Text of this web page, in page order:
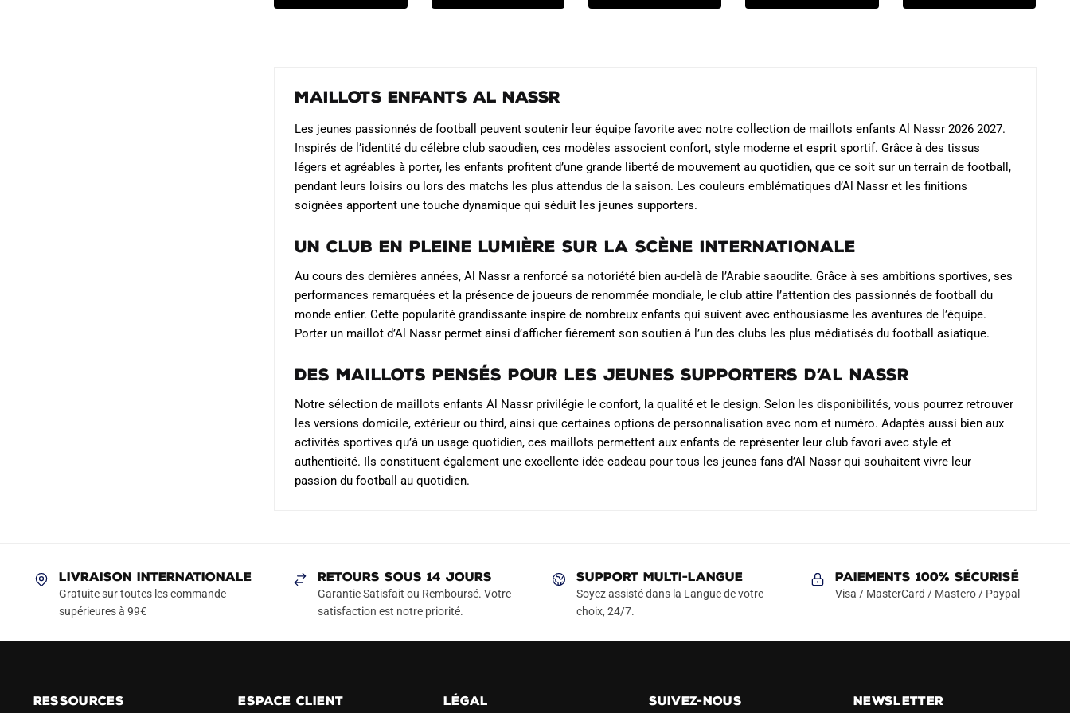
était :
est :
produit
options
peuvent
choisies
était :
est :
produit
Les
options
peuvent
être
choisies
sur
la
du
était :
est :
produit
peuvent
être
choisies
sur
la
du
était :
est :
produit
peuvent
être
choisies
sur
du
était :
est :
produit
peuvent
être
choisies
sur
Maillots Enfants Al Nassr
Les jeunes passionnés de football peuvent soutenir leur équipe favorite avec notre collection de maillots enfants Al Nassr 2026 2027.
Inspirés de l’identité du célèbre club saoudien, ces modèles associent confort, style moderne et esprit sportif. Grâce à des tissus
légers et agréables à porter, les enfants profitent d’une grande liberté de mouvement au quotidien, que ce soit sur un terrain de football,
pendant leurs loisirs ou lors des matchs les plus attendus de la saison. Les couleurs emblématiques d’Al Nassr et les finitions
soignées apportent une touche dynamique qui séduit les jeunes supporters.
Un club en pleine lumière sur la scène internationale
Au cours des dernières années, Al Nassr a renforcé sa notoriété bien au-delà de l’Arabie saoudite. Grâce à ses ambitions sportives, ses
performances remarquées et la présence de joueurs de renommée mondiale, le club attire l’attention des passionnés de football du
monde entier. Cette popularité grandissante inspire de nombreux enfants qui suivent avec enthousiasme les aventures de l’équipe.
Porter un maillot d’Al Nassr permet ainsi d’afficher fièrement son soutien à l’un des clubs les plus médiatisés du football asiatique.
Des maillots pensés pour les jeunes supporters d’Al Nassr
Notre sélection de maillots enfants Al Nassr privilégie le confort, la qualité et le design. Selon les disponibilités, vous pourrez retrouver
les versions domicile, extérieur ou third, ainsi que certaines options de personnalisation avec nom et numéro. Adaptés aussi bien aux
activités sportives qu’à un usage quotidien, ces maillots permettent aux enfants de représenter leur club favori avec style et
authenticité. Ils constituent également une excellente idée cadeau pour tous les jeunes fans d’Al Nassr qui souhaitent vivre leur
passion du football au quotidien.
LIVRAISON INTERNATIONALE
Gratuite sur toutes les commande
supérieures à 99€
RETOURS SOUS 14 JOURS
Garantie Satisfait ou Remboursé. Votre
satisfaction est notre priorité.
SUPPORT MULTI-LANGUE
Soyez assisté dans la Langue de votre
choix, 24/7.
Paiements 100% Sécurisé
Visa / MasterCard / Mastero / Paypal
RESSOURCES
ESPACE CLIENT
LÉGAL
SUIVEZ-NOUS
NEWSLETTER